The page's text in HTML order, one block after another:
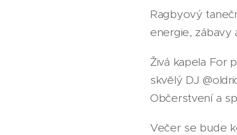
Ragbyový
energie, zábavy
Živá kapela For
skvělý DJ
Občerstvení a
Večer se bude